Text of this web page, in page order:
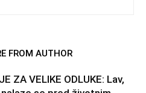
FROM AUTHOR
ZA VELIKE ODLUKE: Lav,